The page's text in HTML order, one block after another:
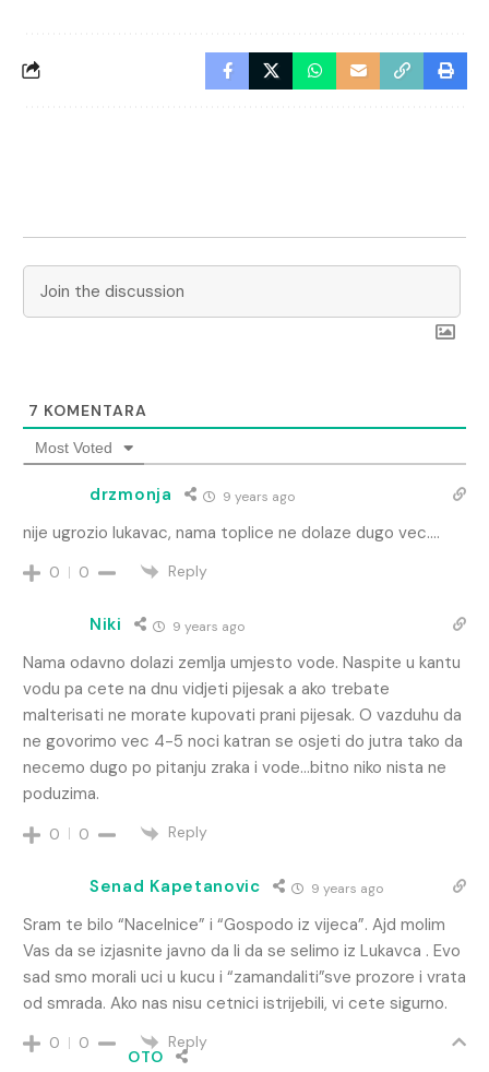
7 KOMENTARA
Most Voted
drzmonja 9 years ago
nije ugrozio lukavac, nama toplice ne dolaze dugo vec….
0 0 Reply
Niki 9 years ago
Nama odavno dolazi zemlja umjesto vode. Naspite u kantu
vodu pa cete na dnu vidjeti pijesak a ako trebate
malterisati ne morate kupovati prani pijesak. O vazduhu da
ne govorimo vec 4-5 noci katran se osjeti do jutra tako da
necemo dugo po pitanju zraka i vode…bitno niko nista ne
poduzima.
0 0 Reply
Senad Kapetanovic 9 years ago
Sram te bilo “Nacelnice” i “Gospodo iz vijeca”. Ajd molim
Vas da se izjasnite javno da li da se selimo iz Lukavca . Evo
sad smo morali uci u kucu i “zamandaliti”sve prozore i vrata
od smrada. Ako nas nisu cetnici istrijebili, vi cete sigurno.
0 0
Reply
OTO